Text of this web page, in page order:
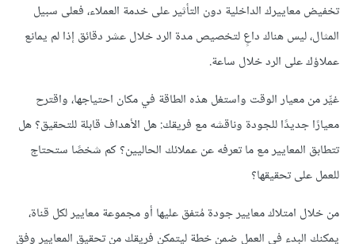
تخفيض معاييرك الداخلية دون التأثير على خدمة العملاء، فعلى سبيل
المثال، ليس هناك داعٍ لتخصيص مدة الرد خلال عشر دقائق إذا لم يمانع
عملاؤك على الرد خلال ساعة.
غيِّر من معيار الوقت واستغل هذه الطاقة في مكان احتياجها، واقترح
معيارًا جديدًا للجودة وناقشه مع فريقك: هل الأهداف قابلة للتحقيق؟ هل
تتطابق المعايير مع ما تعرفه عن عملائك الحاليين؟ كم شخصًا ستحتاج
للعمل على تحقيقها؟
من خلال امتلاك معايير جودة مُتفق عليها أو مجموعة معايير لكل قناة،
يمكنك البدء في العمل ضمن خطة ليتمكن فريقك من تحقيق المعايير وفق